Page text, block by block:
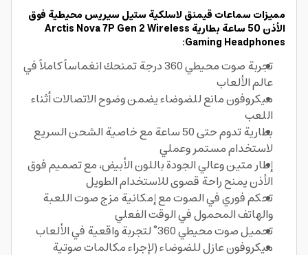
مميزات سماعات قيمنق لاسلكية ستيل سيريس محيطية فوق
الأذن 50 ساعة بطارية Arctis Nova 7P Gen 2 Wireless
Gaming Headphones:
تجربة صوت محيطي 360 درجة تمنحك انغماساً كاملاً في
عالم الألعاب
ميكروفون مانع للضوضاء يضمن وضوح الاتصالات أثناء
اللعب
بطارية تدوم حتى 50 ساعة مع خاصية الشحن السريع
لاستخدام مستمر وعملي
إطار متين وعالي الجودة باللون الأبيض، مع تصميم فوق
الأذن يمنح راحة قصوى للاستخدام الطويل
تحكم فوري في الصوت مع إمكانية مزج صوت اللعبة
والهاتف المحمول في الوقت الفعلي
تحميل صوت محيطي 360° لتجربة واقعية في الألعاب
ميكروفون عازل للضوضاء (لإجراء مكالمات صوتية